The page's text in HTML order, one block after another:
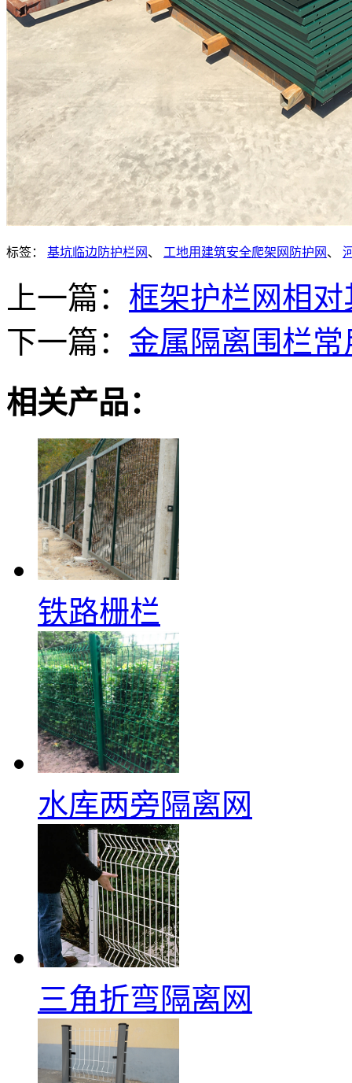
标签： 基坑临边防护栏网 、 工地用建筑安全爬架网防护网 、
上一篇： 框架护栏网相
下一篇： 金属隔离围栏
相关产品：
铁路栅栏
水库两旁隔离网
三角折弯隔离网